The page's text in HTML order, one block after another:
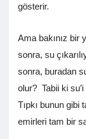
gösterir.
Ama bakınız bir
sonra, su
sonra, buradan
olur? Tabii ki
Tıpkı bunun gibi
emirleri tam bir